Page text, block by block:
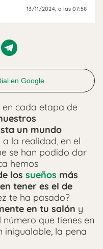
13/11/2024, a las 07:58
en Google
en cada etapa de
un mundo
la realidad, en el
se han podido dar
hemos
los sueños más
tener es el de
te ha pasado?
en tu salón y
que tienes en
inigualable, la pena